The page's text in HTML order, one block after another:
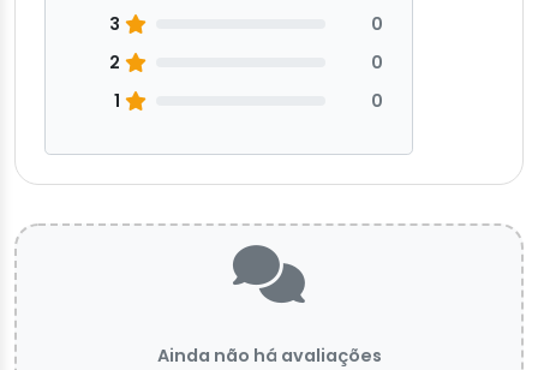
3
0
2
0
1
0
Ainda não há avaliações